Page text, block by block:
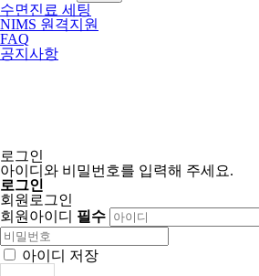
수면진료 세팅
NIMS 원격지원
FAQ
공지사항
로그인
아이디와 비밀번호를 입력해 주세요.
로그인
회원로그인
회원아이디 필수
아이디 저장